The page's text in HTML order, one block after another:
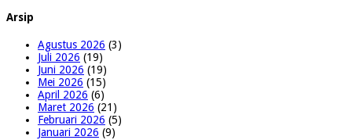
Arsip
Agustus 2026 (3)
Juli 2026 (19)
Juni 2026 (19)
Mei 2026 (15)
April 2026 (6)
Maret 2026 (21)
Februari 2026 (5)
Januari 2026 (9)